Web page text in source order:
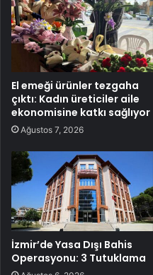
El emeği ürünler tezgaha
çıktı: Kadın üreticiler aile
ekonomisine katkı sağlıyor
Ağustos 7, 2026
İzmir’de Yasa Dışı Bahis
Operasyonu: 3 Tutuklama